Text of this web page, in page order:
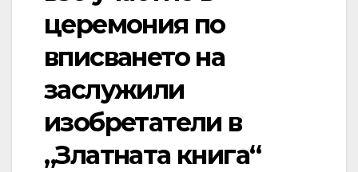
церемония по
вписването на
заслужили
изобретатели в
„Златната книга“